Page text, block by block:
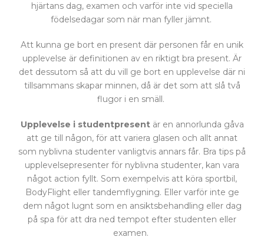
hjärtans dag, examen och varför inte vid speciella
födelsedagar som när man fyller jämnt.
Att kunna ge bort en present där personen får en unik
upplevelse är definitionen av en riktigt bra present. Är
det dessutom så att du vill ge bort en upplevelse där ni
tillsammans skapar minnen, då är det som att slå två
flugor i en smäll.
Upplevelse i studentpresentär en annorlunda gåva
att ge till någon, för att variera glasen och allt annat
som nyblivna studenter vanligtvis annars får. Bra tips på
upplevelsepresenter för nyblivna studenter, kan vara
något action fyllt. Som exempelvis att köra sportbil,
BodyFlight eller tandemflygning. Eller varför inte ge
dem något lugnt som en ansiktsbehandling eller dag
på spa för att dra ned tempot efter studenten eller
examen.